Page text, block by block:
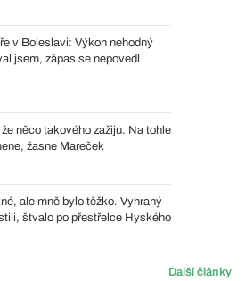
v Boleslavi: Výkon nehodný
jsem, zápas se nepovedl
něco takového zažiju. Na tohle
žasne Mareček
ale mně bylo těžko. Vyhraný
štvalo po přestřelce Hyského
Další články